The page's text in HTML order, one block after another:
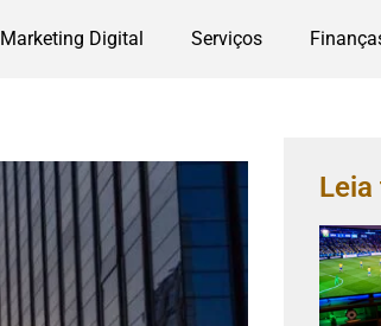
Marketing Digital Serviços